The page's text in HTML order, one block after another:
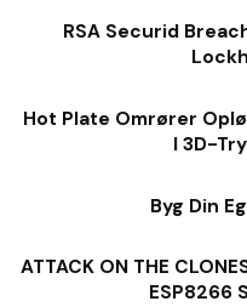
RSA Securid
Hot Plate Omrører
I 3D-
Byg Din
ATTACK ON THE
ESP8266